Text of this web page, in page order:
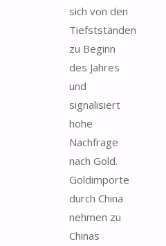
sich von den
Tiefstständen
zu Beginn
des Jahres
und
signalisiert
hohe
Nachfrage
nach Gold.
Goldimporte
durch China
nehmen zu
Chinas